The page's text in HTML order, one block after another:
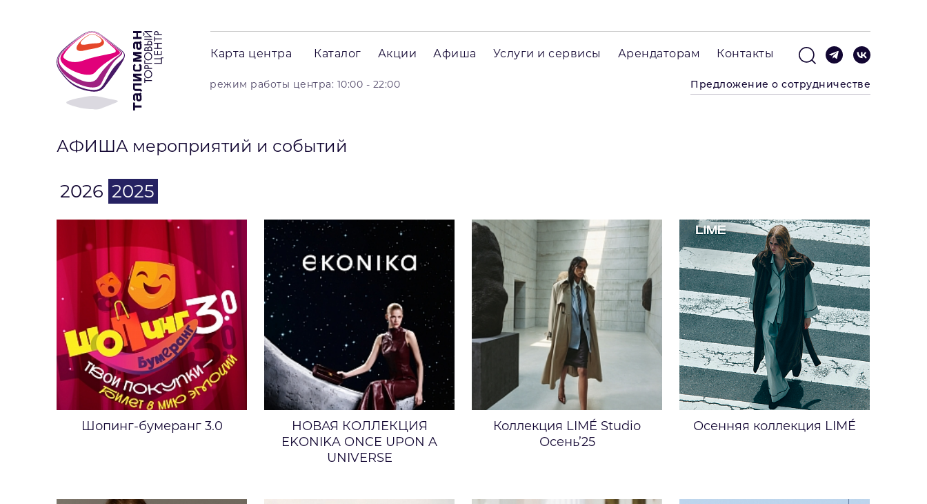
Карта центра Каталог Акции Афиша Услуги и сервисы Арендаторам Контакты
режим работы центра: 10:00 - 22:00 Предложение о сотрудничестве
2026 2025
АФИША мероприятий и событий
Шопинг-бумеранг 3.0
НОВАЯ КОЛЛЕКЦИЯ
EKONIKA ONCE UPON A
UNIVERSE
Коллекция LIMÉ Studio
Осень’25
Осенняя коллекция LIMÉ